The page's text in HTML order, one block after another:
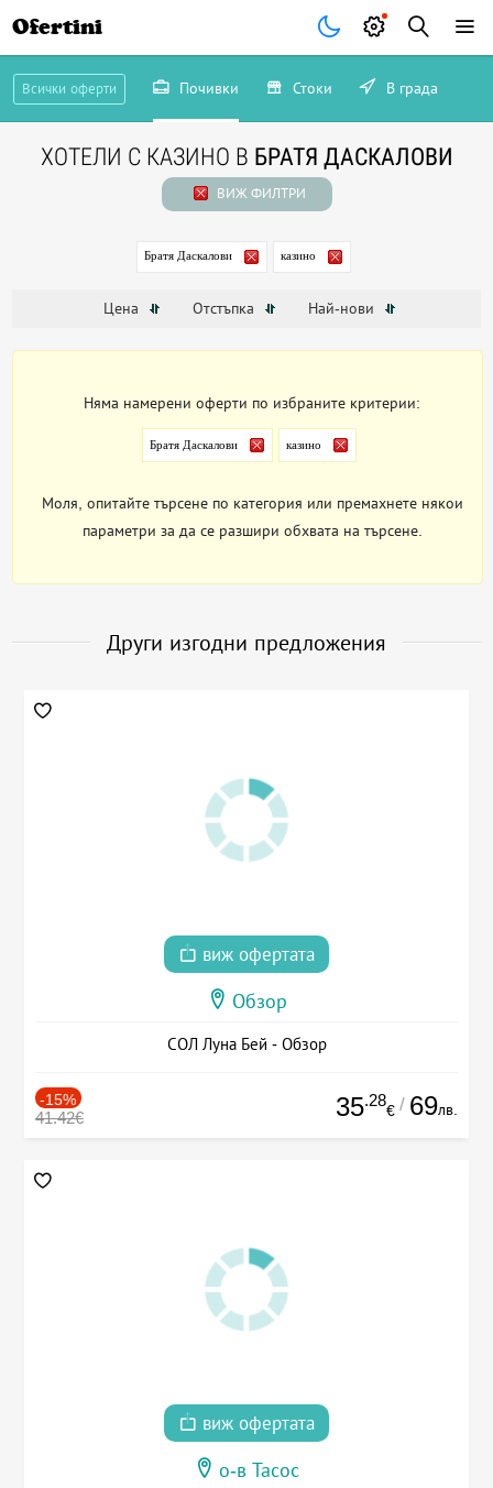
Ofertini
Всички оферти Почивки Стоки В града
ХОТЕЛИ С КАЗИНО В БРАТЯ ДАСКАЛОВИ
ВИЖ ФИЛТРИ
Братя Даскалови казино
Цена Отстъпка Най-нови
Няма намерени оферти по избраните критерии:
Братя Даскалови казино
Моля, опитайте търсене по категория или премахнете някои
параметри за да се разшири обхвата на търсене.
Други изгодни предложения
виж офертата
Обзор
СОЛ Луна Бей - Обзор
-15%
41.42€ 35.28
€ / 69лв.
виж офертата
о-в Тасос